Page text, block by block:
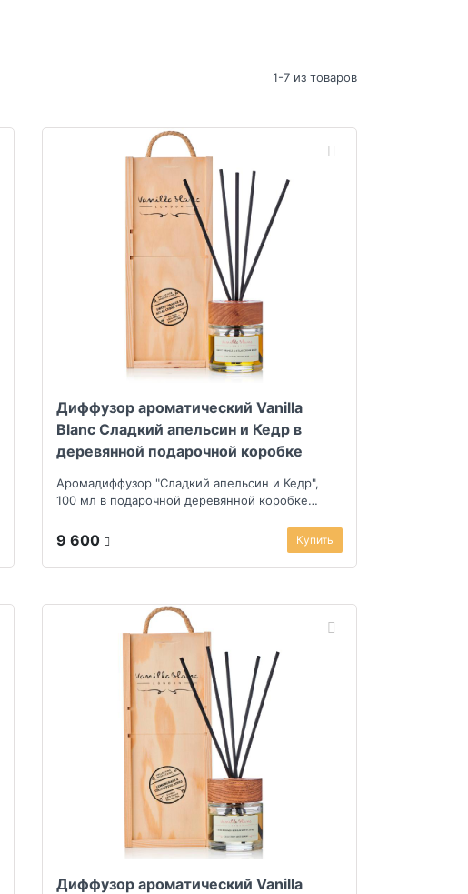
1-7 из товаров
Диффузор ароматический Vanilla
Blanc Сладкий апельсин и Кедр в
деревянной подарочной коробке
Аромадиффузор "Сладкий апельсин и Кедр",
100 мл в подарочной деревянной коробке
9 600 Купить
Диффузор ароматический Vanilla